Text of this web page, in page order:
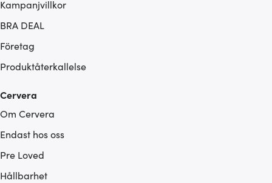
Kampanjvillkor
BRA DEAL
Företag
Produktåterkallelse
Cervera
Om Cervera
Endast hos oss
Pre Loved
Hållbarhet